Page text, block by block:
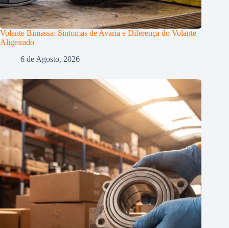
Volante Bimassa: Sintomas de Avaria e Diferença do Volante
Aligeirado
6 de Agosto, 2026